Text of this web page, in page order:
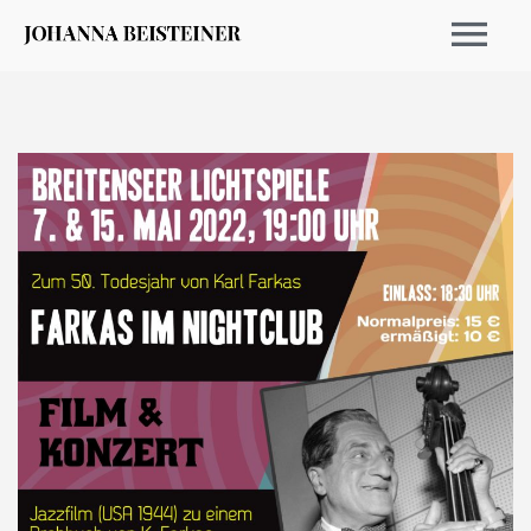
EVENTOS 2026
ARCHIVO